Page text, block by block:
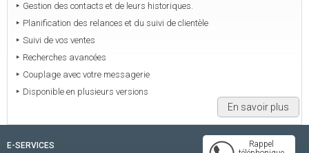
Gestion des contacts et de leurs historiques.
Planification des relances et du suivi de clientèle
Suivi de vos ventes
Recherches avancées
Couplage avec votre messagerie
Disponible en plusieurs versions
En savoir plus
Rappel
E-SERVICES